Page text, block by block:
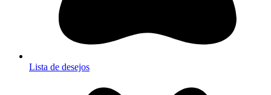
Lista de desejos